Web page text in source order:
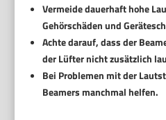
Vermeide dauerhaft hohe
Gehörschäden und
Achte darauf, dass der
der Lüfter nicht zusätzlich
Bei Problemen mit der
Beamers manchmal helfen.